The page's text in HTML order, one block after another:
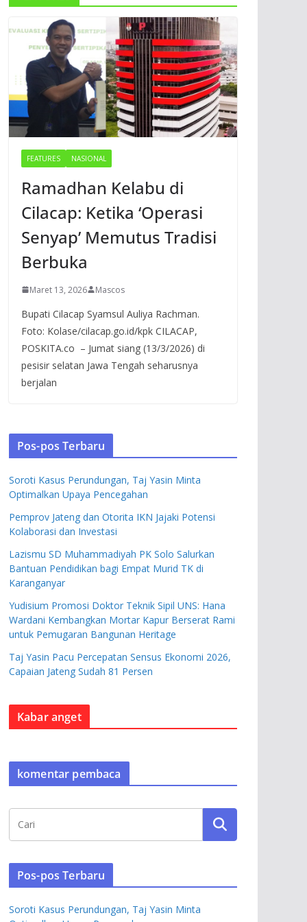
FEATURES NASIONAL
Ramadhan Kelabu di
Cilacap: Ketika ‘Operasi
Senyap’ Memutus Tradisi
Berbuka
Maret 13, 2026 Mascos
Bupati Cilacap Syamsul Auliya Rachman.
Foto: Kolase/cilacap.go.id/kpk CILACAP,
POSKITA.co – Jumat siang (13/3/2026) di
pesisir selatan Jawa Tengah seharusnya
berjalan
Pos-pos Terbaru
Soroti Kasus Perundungan, Taj Yasin Minta
Optimalkan Upaya Pencegahan
Pemprov Jateng dan Otorita IKN Jajaki Potensi
Kolaborasi dan Investasi
Lazismu SD Muhammadiyah PK Solo Salurkan
Bantuan Pendidikan bagi Empat Murid TK di
Karanganyar
Yudisium Promosi Doktor Teknik Sipil UNS: Hana
Wardani Kembangkan Mortar Kapur Berserat Rami
untuk Pemugaran Bangunan Heritage
Taj Yasin Pacu Percepatan Sensus Ekonomi 2026,
Capaian Jateng Sudah 81 Persen
Kabar anget
komentar pembaca
Pos-pos Terbaru
Soroti Kasus Perundungan, Taj Yasin Minta